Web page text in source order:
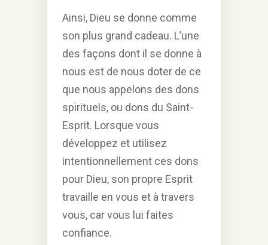
Ainsi, Dieu se donne comme
son plus grand cadeau. L’une
des façons dont il se donne à
nous est de nous doter de ce
que nous appelons des dons
spirituels, ou dons du Saint-
Esprit. Lorsque vous
développez et utilisez
intentionnellement ces dons
pour Dieu, son propre Esprit
travaille en vous et à travers
vous, car vous lui faites
confiance.